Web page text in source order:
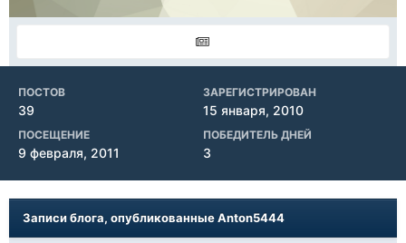
ПОСТОВ
39
ЗАРЕГИСТРИРОВАН
15 января, 2010
ПОСЕЩЕНИЕ
9 февраля, 2011
ПОБЕДИТЕЛЬ ДНЕЙ
3
Записи блога, опубликованные Anton5444